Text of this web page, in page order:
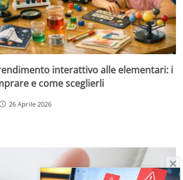
interattivo alle elementari: i
e come sceglierli
26 Aprile 2026